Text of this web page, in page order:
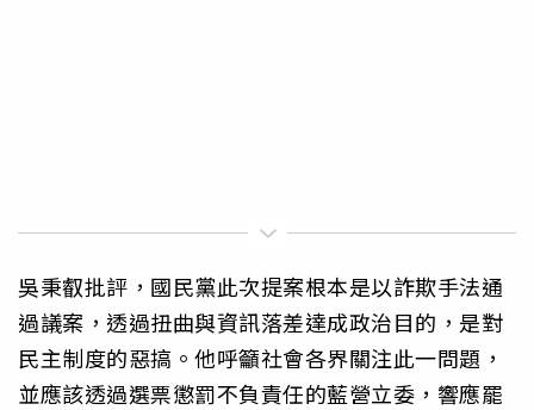
吳秉叡批評，國民黨此次提案根本是以詐欺手法通
過議案，透過扭曲與資訊落差達成政治目的，是對
民主制度的惡搞。他呼籲社會各界關注此一問題，
並應該透過選票懲罰不負責任的藍營立委，響應罷